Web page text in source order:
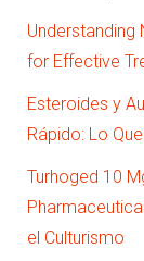
Understanding
for Effective
Esteroides y
Rápido: Lo
Turhoged 10
el Culturismo